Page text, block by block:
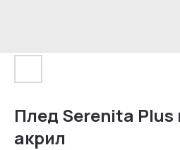
Плед Serenita Plus
акрил